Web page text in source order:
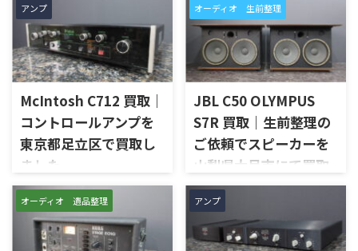
アンプ
McIntosh C712 買取｜
コントロールアンプを
東京都足立区で買取し
ました
東京都足立区で、McIntoshの
コントロールアンプ「C712」
を出張買取させていただきま
した。今回のお品物は、
オーディオ 生前整理
JBL C50 OLYMPUS
S7R 買取｜生前整理の
ご依頼でスピーカーを
山梨県大月市にて買取
しました
山梨県大月市で、生前整理に伴
いJBLの大型スピーカー「C50
OLYMPUS S7R」を出張買取さ
オーディオ 遺品整理 アンプ